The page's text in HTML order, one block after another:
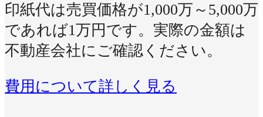
印紙代は売買価格が1,000万～5,000万
であれば1万円です。実際の金額は
不動産会社にご確認ください。
費用について詳しく見る